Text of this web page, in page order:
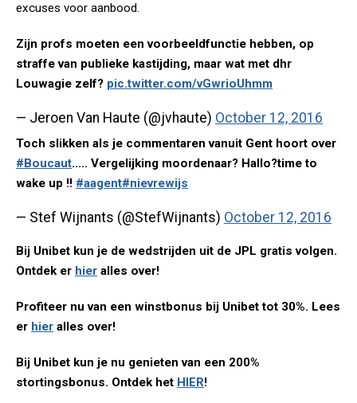
excuses voor aanbood.
Zijn profs moeten een voorbeeldfunctie hebben, op
straffe van publieke kastijding, maar wat met dhr
Louwagie zelf? pic.twitter.com/vGwrioUhmm
— Jeroen Van Haute (@jvhaute) October 12, 2016
Toch slikken als je commentaren vanuit Gent hoort over
#Boucaut..... Vergelijking moordenaar? Hallo?time to
wake up !! #aagent#nievrewijs
— Stef Wijnants (@StefWijnants) October 12, 2016
Bij Unibet kun je de wedstrijden uit de JPL gratis volgen.
Ontdek er hier alles over!
Profiteer nu van een winstbonus bij Unibet tot 30%. Lees
er hier alles over!
Bij Unibet kun je nu genieten van een 200%
stortingsbonus. Ontdek het HIER!